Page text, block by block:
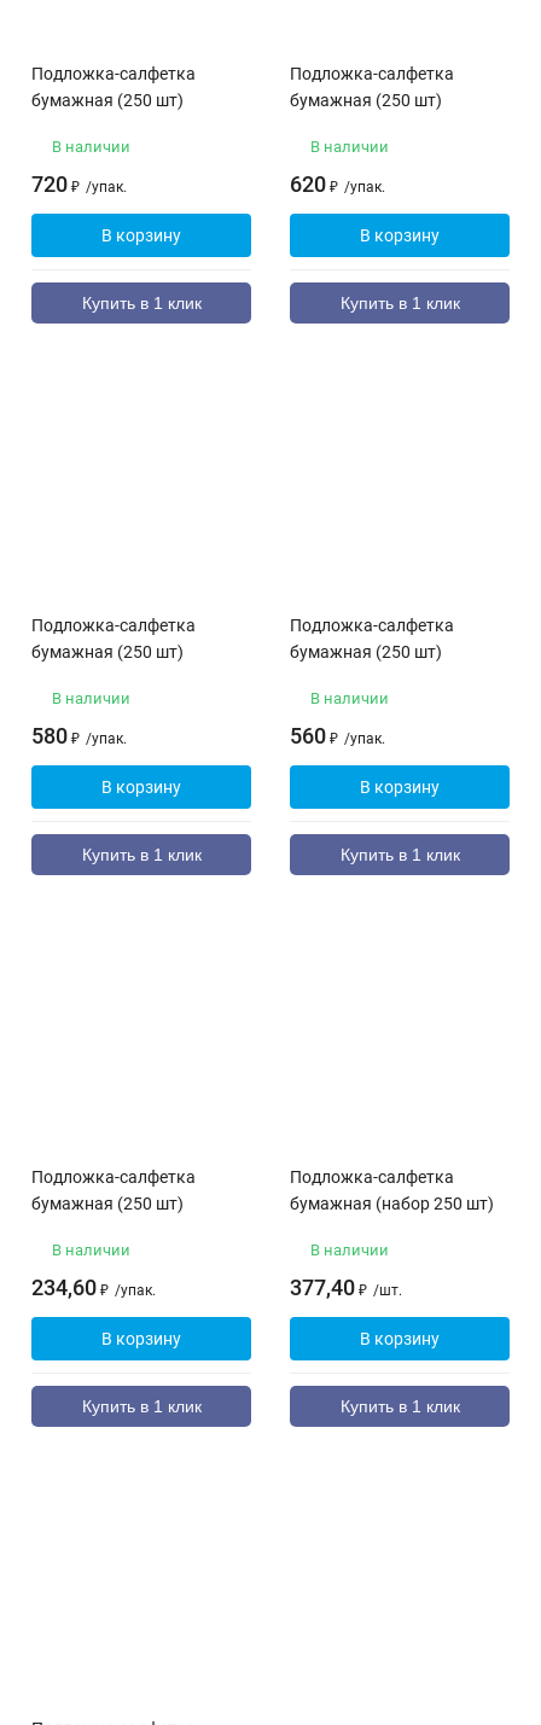
Подложка-салфетка
бумажная (250 шт)
В наличии
720 ₽ /упак.
В корзину
Купить в 1 клик
Подложка-салфетка
бумажная (250 шт)
В наличии
620 ₽ /упак.
В корзину
Купить в 1 клик
Подложка-салфетка
бумажная (250 шт)
В наличии
580 ₽ /упак.
В корзину
Купить в 1 клик
Подложка-салфетка
бумажная (250 шт)
В наличии
560 ₽ /упак.
В корзину
Купить в 1 клик
Подложка-салфетка
бумажная (250 шт)
В наличии
234,60 ₽ /упак.
В корзину
Купить в 1 клик
Подложка-салфетка
бумажная (набор 250 шт)
В наличии
377,40 ₽ /шт.
В корзину
Купить в 1 клик